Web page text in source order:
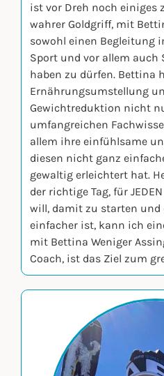
ist vor Dreh noch einiges
wahrer Goldgriff, mit
sowohl einen Begleitung
Sport und vor allem auch
haben zu dürfen. Bettina
Ernährungsumstellung
Gewichtreduktion nicht
umfangreichen
allem ihre einfühlsame
diesen nicht ganz
gewaltig erleichtert hat.
der richtige Tag, für
will, damit zu starten und
einfacher ist, kann ich
mit Bettina Weniger
Coach, ist das Ziel zum